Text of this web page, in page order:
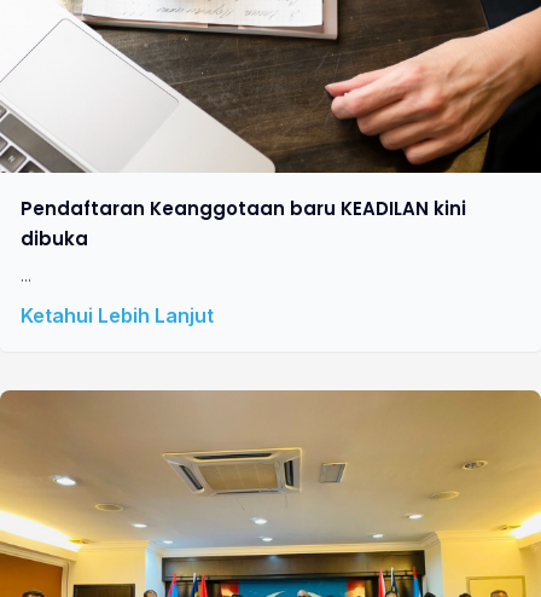
Pendaftaran Keanggotaan baru KEADILAN kini
dibuka
...
Ketahui Lebih Lanjut